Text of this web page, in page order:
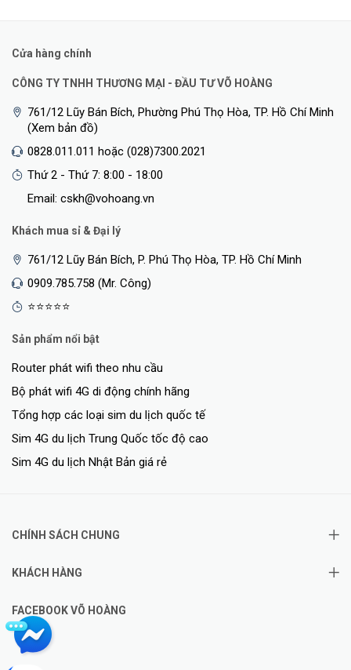
Cửa hàng chính
CÔNG TY TNHH THƯƠNG MẠI - ĐẦU TƯ VÕ HOÀNG
761/12 Lũy Bán Bích, Phường Phú Thọ Hòa, TP. Hồ Chí Minh
(Xem bản đồ)
0828.011.011 hoặc (028)7300.2021
Thứ 2 - Thứ 7: 8:00 - 18:00
Email: cskh@vohoang.vn
Khách mua sỉ & Đại lý
761/12 Lũy Bán Bích, P. Phú Thọ Hòa, TP. Hồ Chí Minh
0909.785.758 (Mr. Công)
⭐⭐⭐⭐⭐
Sản phẩm nổi bật
Router phát wifi theo nhu cầu
Bộ phát wifi 4G di động chính hãng
Tổng hợp các loại sim du lịch quốc tế
Sim 4G du lịch Trung Quốc tốc độ cao
Sim 4G du lịch Nhật Bản giá rẻ
CHÍNH SÁCH CHUNG
KHÁCH HÀNG
FACEBOOK VÕ HOÀNG